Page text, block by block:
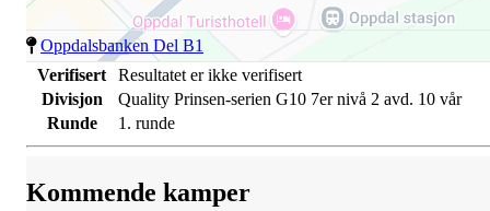
Oppdalsbanken Del B1
Verifisert
Resultatet er ikke verifisert
Divisjon
Quality Prinsen-serien G10 7er nivå 2 avd. 10 vår
Runde
1. runde
Kommende kamper